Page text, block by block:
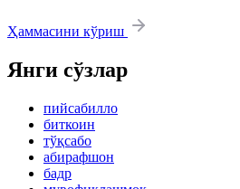
Ҳаммасини кўриш
Янги сўзлар
пийсабилло
биткоин
тўқсабо
абирафшон
бадр